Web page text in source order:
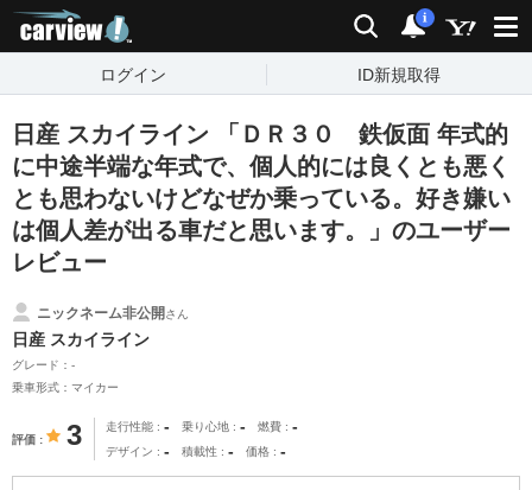
検索 通知
i
ログイン ID新規取得
日産 スカイライン 「ＤＲ３０ 鉄仮面 年式的
に中途半端な年式で、個人的には良くとも悪く
とも思わないけどなぜか乗っている。好き嫌い
は個人差が出る車だと思います。」のユーザー
レビュー
ニックネーム非公開さん
日産 スカイライン
グレード：-
乗車形式：マイカー
評価 3 走行性能 - 乗り心地 - 燃費 -
デザイン - 積載性 - 価格 -